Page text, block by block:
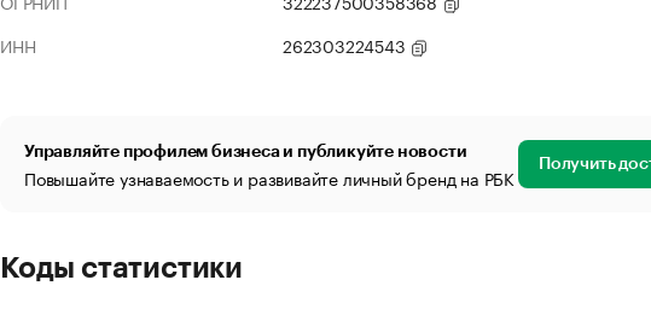
ИНН
262303224543
Управляйте профилем бизнеса и публикуйте новости
Повышайте узнаваемость и развивайте личный бренд на РБК Получить
Коды статистики